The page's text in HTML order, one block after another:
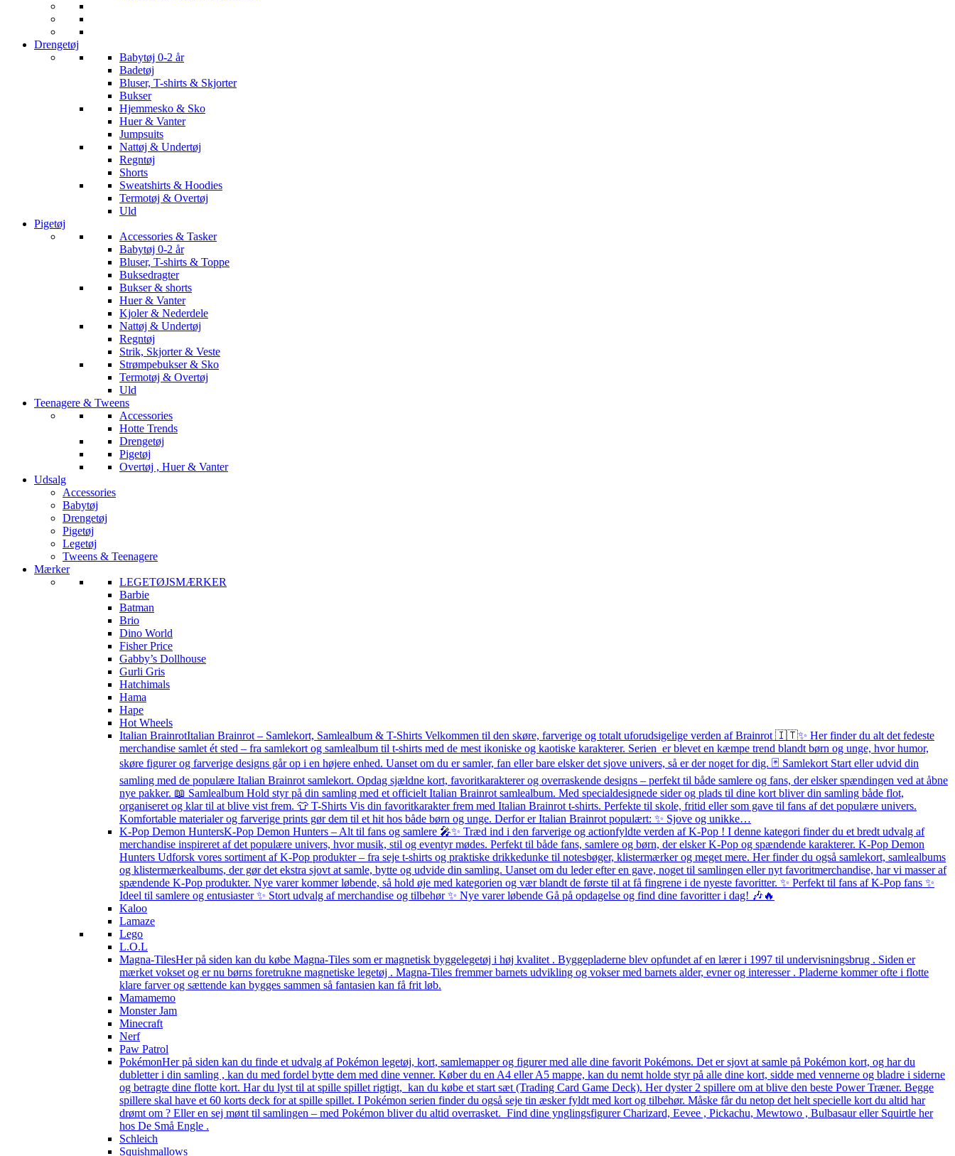
Drengetøj
Babytøj 0-2 år
Badetøj
Bluser, T-shirts & Skjorter
Bukser
Hjemmesko & Sko
Huer & Vanter
Jumpsuits
Nattøj & Undertøj
Regntøj
Shorts
Sweatshirts & Hoodies
Termotøj & Overtøj
Uld
Pigetøj
Accessories & Tasker
Babytøj 0-2 år
Bluser, T-shirts & Toppe
Buksedragter
Bukser & shorts
Huer & Vanter
Kjoler & Nederdele
Nattøj & Undertøj
Regntøj
Strik, Skjorter & Veste
Strømpebukser & Sko
Termotøj & Overtøj
Uld
Teenagere & Tweens
Accessories
Hotte Trends
Drengetøj
Pigetøj
Overtøj , Huer & Vanter
Udsalg
Accessories
Babytøj
Drengetøj
Pigetøj
Legetøj
Tweens & Teenagere
Mærker
LEGETØJSMÆRKER
Barbie
Batman
Brio
Dino World
Fisher Price
Gabby’s Dollhouse
Gurli Gris
Hatchimals
Hama
Hape
Hot Wheels
Italian BrainrotItalian Brainrot – Samlekort, Samlealbum & T-Shirts Velkommen til den skøre, farverige og totalt uforudsigelige verden af Brainrot 🇮🇹✨ Her finder du alt det fedeste
merchandise samlet ét sted – fra samlekort og samlealbum til t-shirts med de mest ikoniske og kaotiske karakterer. Serien er blevet en kæmpe trend blandt børn og unge, hvor humor,
skøre figurer og farverige designs går op i en højere enhed. Uanset om du er samler, fan eller bare elsker det sjove univers, så er der noget for dig. 🃏 Samlekort Start eller udvid din
samling med de populære Italian Brainrot samlekort. Opdag sjældne kort, favoritkarakterer og overraskende designs – perfekt til både samlere og fans, der elsker spændingen ved at åbne
nye pakker. 📖 Samlealbum Hold styr på din samling med et officielt Italian Brainrot samlealbum. Med specialdesignede sider og plads til dine kort bliver din samling både flot,
organiseret og klar til at blive vist frem. 👕 T-Shirts Vis din favoritkarakter frem med Italian Brainrot t-shirts. Perfekte til skole, fritid eller som gave til fans af det populære univers.
Komfortable materialer og farverige prints gør dem til et hit hos både børn og unge. Derfor er Italian Brainrot populært: ✨ Sjove og unikke…
K-Pop Demon HuntersK-Pop Demon Hunters – Alt til fans og samlere 🎤✨ Træd ind i den farverige og actionfyldte verden af K-Pop ! I denne kategori finder du et bredt udvalg af
merchandise inspireret af det populære univers, hvor musik, stil og eventyr mødes. Perfekt til både fans, samlere og børn, der elsker K-Pop og spændende karakterer. K-Pop Demon
Hunters Udforsk vores sortiment af K-Pop produkter – fra seje t-shirts og praktiske drikkedunke til notesbøger, klistermærker og meget mere. Her finder du også samlekort, samlealbums
og klistermærkealbums, der gør det ekstra sjovt at samle, bytte og udvide din samling. Uanset om du leder efter en gave, noget til samlingen eller nyt favoritmerchandise, har vi masser af
spændende K-Pop produkter. Nye varer kommer løbende, så hold øje med kategorien og vær blandt de første til at få fingrene i de nyeste favoritter. ✨ Perfekt til fans af K-Pop fans ✨
Ideel til samlere og entusiaster ✨ Stort udvalg af merchandise og tilbehør ✨ Nye varer løbende Gå på opdagelse og find dine favoritter i dag! 🎶🔥
Kaloo
Lamaze
Lego
L.O.L
Magna-TilesHer på siden kan du købe Magna-Tiles som er magnetisk byggelegetøj i høj kvalitet . Byggepladerne blev opfundet af en lærer i 1997 til undervisningsbrug . Siden er
mærket vokset og er nu børns foretrukne magnetiske legetøj . Magna-Tiles fremmer barnets udvikling og vokser med barnets alder, evner og interesser . Pladerne kommer ofte i flotte
klare farver og sættende kan bygges sammen så fantasien kan få frit løb.
Mamamemo
Monster Jam
Minecraft
Nerf
Paw Patrol
PokémonHer på siden kan du finde et udvalg af Pokémon legetøj, kort, samlemapper og figurer med alle dine favorit Pokémons. Det er sjovt at samle på Pokémon kort, og har du
dubletter i din samling , kan du med fordel bytte dem med dine venner. Køber du en A4 eller A5 mappe, kan du nemt holde styr på alle dine kort, sidde med vennerne og bladre i siderne
og betragte dine flotte kort. Har du lyst til at spille spillet rigtigt, kan du købe et start sæt (Trading Card Game Deck). Her dyster 2 spillere om at blive den beste Power Træner. Begge
spillere skal have et 60 korts deck for at spille spillet. I Pokémon serien finder du også seje tin æsker fyldt med kort og tilbehør. Måske får du netop det helt specielle kort du altid har
drømt om ? Eller en sej mønt til samlingen – med Pokémon bliver du altid overrasket. Find dine ynglingsfigurer Charizard, Eevee , Pickachu, Mewtowo , Bulbasaur eller Squirtle her
hos De Små Engle .
Schleich
Squishmallows